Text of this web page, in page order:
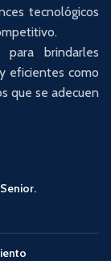
tecnológicos
brindarles
eficientes como
que se adecuen